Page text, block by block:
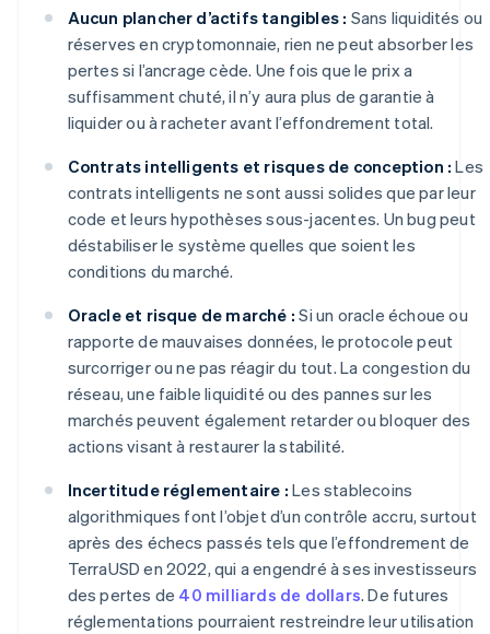
Aucun plancher d’actifs tangibles : Sans liquidités ou
réserves en cryptomonnaie, rien ne peut absorber les
pertes si l’ancrage cède. Une fois que le prix a
suffisamment chuté, il n’y aura plus de garantie à
liquider ou à racheter avant l’effondrement total.
Contrats intelligents et risques de conception : Les
contrats intelligents ne sont aussi solides que par leur
code et leurs hypothèses sous-jacentes. Un bug peut
déstabiliser le système quelles que soient les
conditions du marché.
Oracle et risque de marché : Si un oracle échoue ou
rapporte de mauvaises données, le protocole peut
surcorriger ou ne pas réagir du tout. La congestion du
réseau, une faible liquidité ou des pannes sur les
marchés peuvent également retarder ou bloquer des
actions visant à restaurer la stabilité.
Incertitude réglementaire : Les stablecoins
algorithmiques font l’objet d’un contrôle accru, surtout
après des échecs passés tels que l’effondrement de
TerraUSD en 2022, qui a engendré à ses investisseurs
des pertes de 40 milliards de dollars. De futures
réglementations pourraient restreindre leur utilisation